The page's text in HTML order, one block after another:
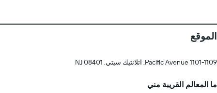
الموقع
1101-1109 Pacific Avenue, اتلانتيك سيتي, NJ 08401
ما المعالم القريبة مني